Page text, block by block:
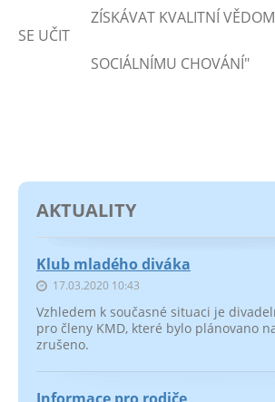
ZÍSKÁVAT KVALITNÍ
SE UČIT
SOCIÁLNÍMU CHOVÁNÍ"
AKTUALITY
Klub mladého diváka
17.03.2020 10:43
Vzhledem k současné situaci je
pro členy KMD, které bylo plánovano
zrušeno.